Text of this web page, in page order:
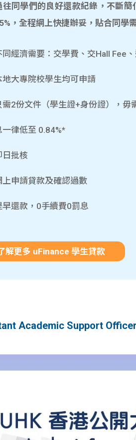
往同學們的良好還款紀錄，不斷
，全程網上快捷辦妥，貼合同學
同經濟需要：交學費、交Hall Fee
地大專院校學生均可申請
需2份文件（學生證+身份證），毋
一律低至 0.84%*
日批核
上申請貸款及確認過數
早還款，0手續費0罰息
解更多 uFinance 學生貸款
Academic Support Officer